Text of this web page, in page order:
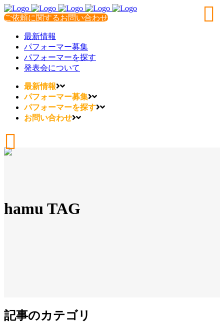
ご依頼に関するお問い合わせ
最新情報
パフォーマー募集
パフォーマーを探す
発表会について
最新情報
パフォーマー募集
パフォーマーを探す
お問い合わせ
hamu TAG
記事のカテゴリ